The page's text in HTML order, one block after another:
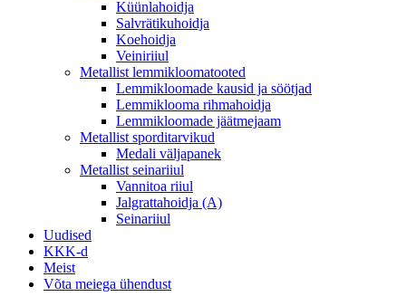
Küünlahoidja
Salvrätikuhoidja
Koehoidja
Veiniriiul
Metallist lemmikloomatooted
Lemmikloomade kausid ja söötjad
Lemmiklooma rihmahoidja
Lemmikloomade jäätmejaam
Metallist sporditarvikud
Medali väljapanek
Metallist seinariiul
Vannitoa riiul
Jalgrattahoidja (A)
Seinariiul
Uudised
KKK-d
Meist
Võta meiega ühendust